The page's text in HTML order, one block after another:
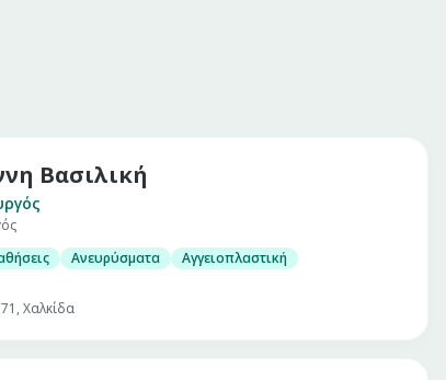
Βασιλική
Ανευρύσματα Αγγειοπλαστική
Χαλκίδα